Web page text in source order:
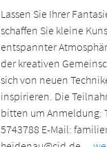
Lassen Sie Ihrer
schaffen Sie kleine
entspannter
der kreativen
sich von neuen
inspirieren. Die
bitten um Anmeldung:
5743788 E-Mail: